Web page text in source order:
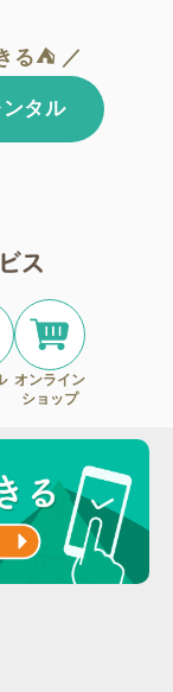
る⛺ ／
タル
オンライン
ショップ